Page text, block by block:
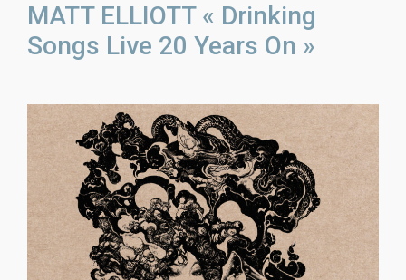
MATT ELLIOTT « Drinking
Songs Live 20 Years On »